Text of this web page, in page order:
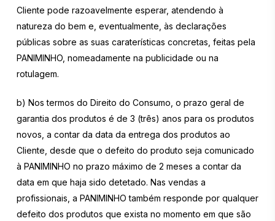
Cliente pode razoavelmente esperar, atendendo à
natureza do bem e, eventualmente, às declarações
públicas sobre as suas caraterísticas concretas, feitas pela
PANIMINHO, nomeadamente na publicidade ou na
rotulagem.
b) Nos termos do Direito do Consumo, o prazo geral de
garantia dos produtos é de 3 (três) anos para os produtos
novos, a contar da data da entrega dos produtos ao
Cliente, desde que o defeito do produto seja comunicado
à PANIMINHO no prazo máximo de 2 meses a contar da
data em que haja sido detetado. Nas vendas a
profissionais, a PANIMINHO também responde por qualquer
defeito dos produtos que exista no momento em que são